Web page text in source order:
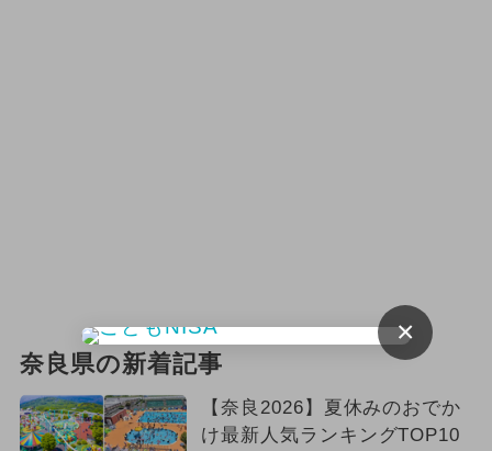
奈良県の新着記事
【奈良2026】夏休みのおでか
け最新人気ランキングTOP10
×